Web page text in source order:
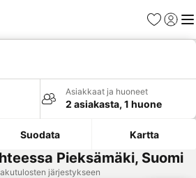
Suosikit
Asiakkaat ja huoneet
2 asiakasta, 1 huone
Suodata Kartta
Pieksämäki, Suomi
järjestykseen